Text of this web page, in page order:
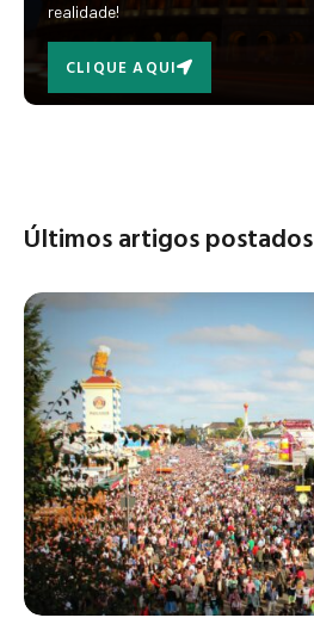
realidade!
CLIQUE AQUI
Últimos artigos postados